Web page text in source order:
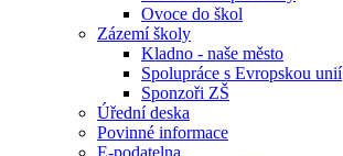
Ovoce do škol
Zázemí školy
Kladno - naše město
Spolupráce s Evropskou unií
Sponzoři ZŠ
Úřední deska
Povinné informace
E-podatelna